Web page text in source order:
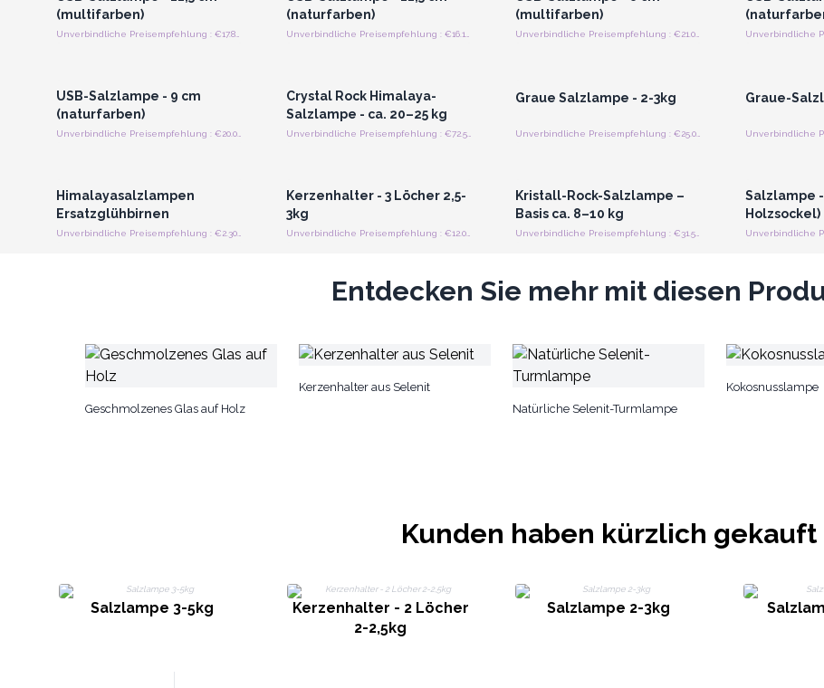
(multifarben)
(naturfarben)
(multifarben)
USB-Salzlampe - 9 cm
(naturfarben)
Crystal Rock Himalaya-
Salzlampe - ca. 20–25 kg
Unverbindliche Preisempfehlung : €72.50/Lampe
Graue Salzlampe - 2-3kg Graue-
Himalayasalzlampen
Ersatzglühbirnen
Kerzenhalter - 3 Löcher 2,5-
3kg
Unverbindliche Preisempfehlung : €12.00/Stück
Kristall-Rock-Salzlampe –
Basis ca. 8–10 kg
Salzlampe
Holzsockel)
Entdecken Sie mehr mit diesen
Geschmolzenes Glas auf Holz
Kerzenhalter aus Selenit
Natürliche Selenit-Turmlampe
Kokosnusslampe
Kunden haben kürzlich gekauft
Salzlampe 3-5kg
Kerzenhalter - 2 Löcher
2-2,5kg
Salzlampe 2-3kg